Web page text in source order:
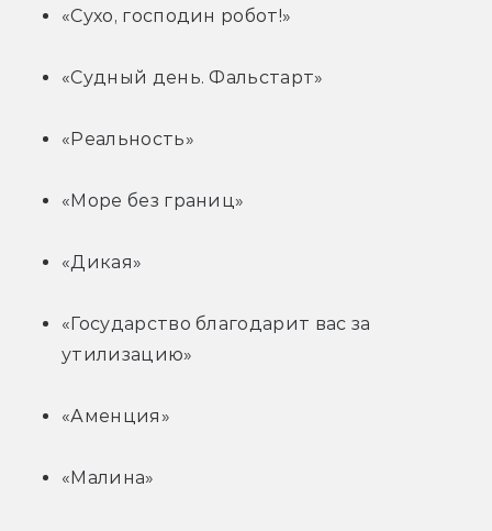
«Сухо, господин робот!»
«Судный день. Фальстарт»
«Реальность»
«Море без границ»
«Дикая»
«Государство благодарит вас за
утилизацию»
«Аменция»
«Малина»